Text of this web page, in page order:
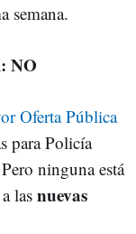
semana.
NO
Oferta Pública
para Policía
ninguna está
las nuevas